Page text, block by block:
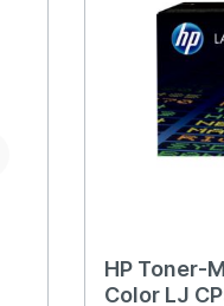
HP Toner-
Color LJ